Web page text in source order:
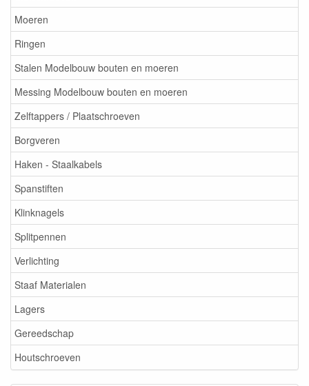
Moeren
Ringen
Stalen Modelbouw bouten en moeren
Messing Modelbouw bouten en moeren
Zelftappers / Plaatschroeven
Borgveren
Haken - Staalkabels
Spanstiften
Klinknagels
Splitpennen
Verlichting
Staaf Materialen
Lagers
Gereedschap
Houtschroeven